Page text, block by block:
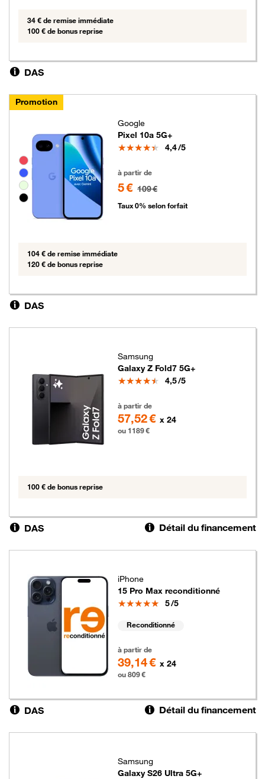
34 € de remise immédiate
100 € de bonus reprise
DAS
Promotion
Groupe de couleurs disponibles non sélectionnables
Google
Pixel 10a 5G+
Note
4,4/5
à partir de
5 € 109 €
Taux 0% selon forfait
104 € de remise immédiate
120 € de bonus reprise
DAS
Samsung
Galaxy Z Fold7 5G+
Note
4,5/5
à partir de
57,52 € x 24
ou 1189 €
100 € de bonus reprise
DAS Détail du financement
iPhone
15 Pro Max reconditionné
Note
5/5
Reconditionné
à partir de
39,14 € x 24
ou 809 €
DAS Détail du financement
Samsung
Galaxy S26 Ultra 5G+